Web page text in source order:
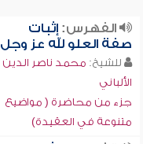
الفهرس:إثبات
صفة العلو لله عز وجل
للشيخ: محمد ناصر الدين
الألباني
جزء من محاضرة ( مواضيع
متنوعة في العقيدة)